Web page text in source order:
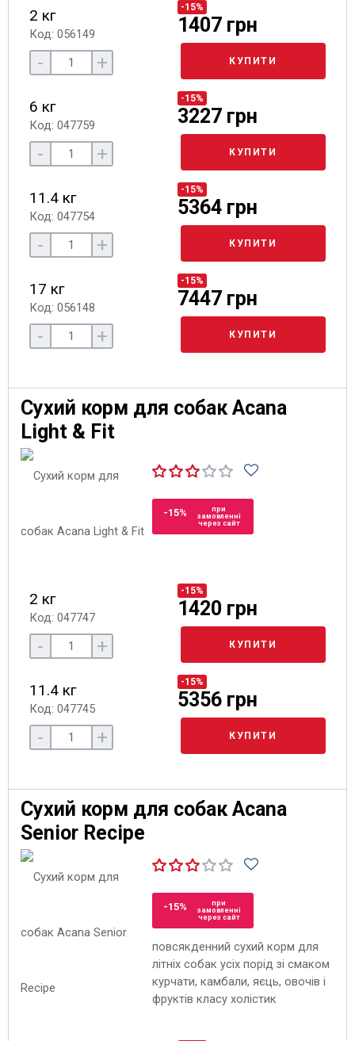
2 кг
Код: 056149
-15%
1407 грн
- + КУПИТИ
6 кг
Код: 047759
-15%
3227 грн
- + КУПИТИ
11.4 кг
Код: 047754
-15%
5364 грн
- + КУПИТИ
17 кг
Код: 056148
-15%
7447 грн
- + КУПИТИ
Сухий корм для собак Acana
Light & Fit
-15%
при
замовленні
через сайт
2 кг
Код: 047747
-15%
1420 грн
- + КУПИТИ
11.4 кг
Код: 047745
-15%
5356 грн
- + КУПИТИ
Сухий корм для собак Acana
Senior Recipe
-15%
при
замовленні
через сайт
повсякденний сухий корм для
літніх собак усіх порід зі смаком
курчати, камбали, яєць, овочів і
фруктів класу холістик